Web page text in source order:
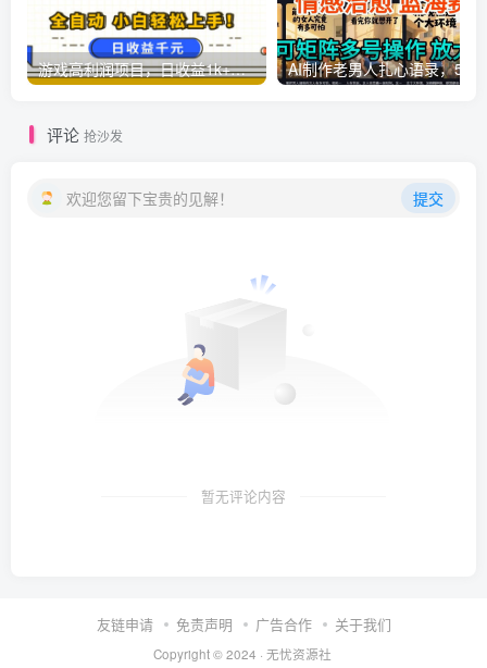
游戏高利润项目，日收益1k+，全自动，无需值守，解放双手，小白轻松上手【揭秘】
评论 抢沙发
欢迎您留下宝贵的见解！ 提交
暂无评论内容
友链申请 免责声明 广告合作 关于我们
Copyright © 2024 · 无忧资源社